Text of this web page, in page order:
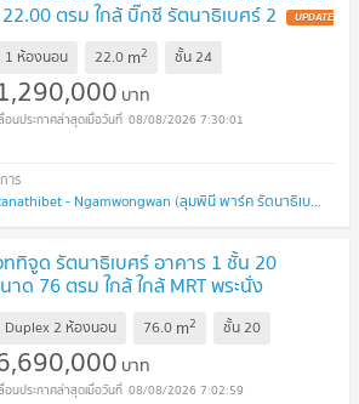
ตรม ใกล้ บิ๊กซี รัตนาธิเบศร์ 2
1 ห้องนอน 22.0 m2 ชั้น24
บาท
08/08/2026 7:30:01
Lumpini Park Rattanathibet - Ngamwongwan (ลุมพินี พาร์ค รัตนาธิเบศร์ - งามวงศ์วาน)
ททิจูด รัตนาธิเบศร์ อาคาร 1 ชั้น 20
ด 76 ตรม ใกล้ ใกล้ MRT พระนั่ง
Duplex 2 ห้องนอน 76.0 m2 ชั้น20
บาท
08/08/2026 7:02:59